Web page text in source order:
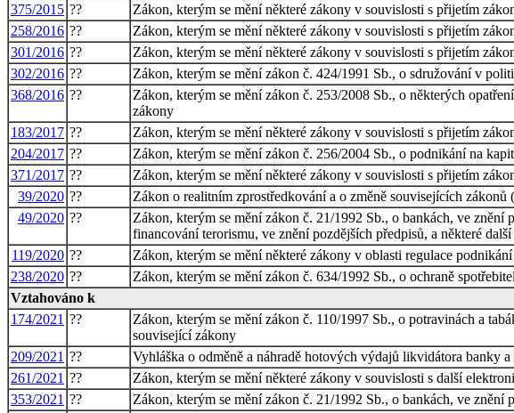
375/2015 ??
Zákon, kterým se mění některé zákony v souvislosti s přijetím
258/2016 ??
Zákon, kterým se mění některé zákony v souvislosti s přijetím
301/2016 ??
Zákon, kterým se mění některé zákony v souvislosti s přijetím
302/2016 ??
Zákon, kterým se mění zákon č. 424/1991 Sb., o sdružování v
368/2016 ??
Zákon, kterým se mění zákon č. 253/2008 Sb., o některých
zákony
183/2017 ??
Zákon, kterým se mění některé zákony v souvislosti s přijetím
204/2017 ??
Zákon, kterým se mění zákon č. 256/2004 Sb., o podnikání na
371/2017 ??
Zákon, kterým se mění některé zákony v souvislosti s přijetím
39/2020 ??
Zákon o realitním zprostředkování a o změně souvisejících
49/2020 ??
Zákon, kterým se mění zákon č. 21/1992 Sb., o bankách, ve
financování terorismu, ve znění pozdějších předpisů, a některé
119/2020 ??
Zákon, kterým se mění některé zákony v oblasti regulace
238/2020 ??
Zákon, kterým se mění zákon č. 634/1992 Sb., o ochraně
Vztahováno k
174/2021 ??
Zákon, kterým se mění zákon č. 110/1997 Sb., o potravinách a
související zákony
209/2021 ??
Vyhláška o odměně a náhradě hotových výdajů likvidátora banky
261/2021 ??
Zákon, kterým se mění některé zákony v souvislosti s další
353/2021 ??
Zákon, kterým se mění zákon č. 21/1992 Sb., o bankách, ve znění